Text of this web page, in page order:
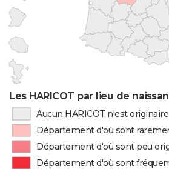
Les HARICOT par lieu de
Aucun HARICOT n'est
Département d'où sont
Département d'où sont peu
Département d'où sont